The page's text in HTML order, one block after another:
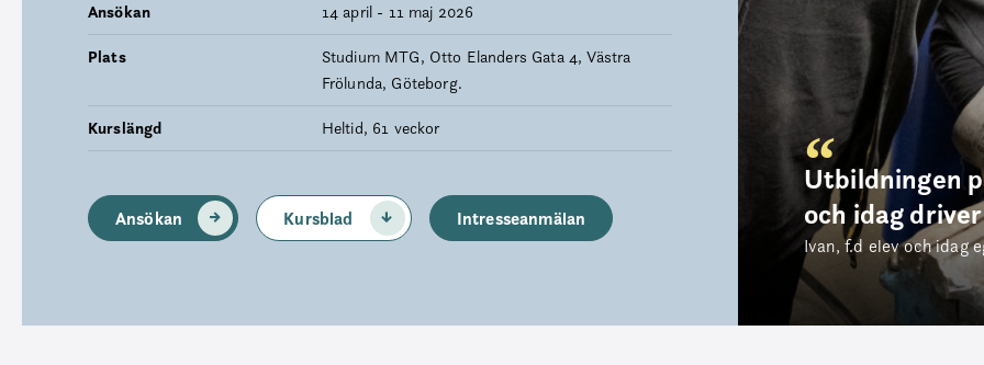
Ansökan 14 april - 11 maj 2026
Plats
Studium MTG, Otto Elanders Gata 4, Västra
Frölunda, Göteborg.
Kurslängd Heltid, 61 veckor
Ansökan Kursblad Intresseanmälan
Utbildningen
och idag
Ivan, f.d elev och idag